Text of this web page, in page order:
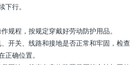
行。
规程，按规定穿戴好劳动防护用品。
开关、线路和接地是否正常和牢固，检查
正确位置。